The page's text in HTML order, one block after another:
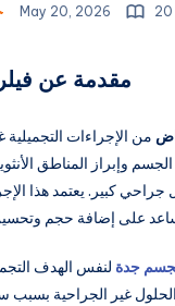
May 20, 2026 20
مقدمة عن
من الإجراءات
وإبراز المناطق
جراحي كبير. يعتمد هذا
جدة لنفس الهدف
غير الجراحية بسبب